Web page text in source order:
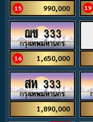
15 990,000 19
ฌช 333
16 1,650,000
สห 333
1,890,000